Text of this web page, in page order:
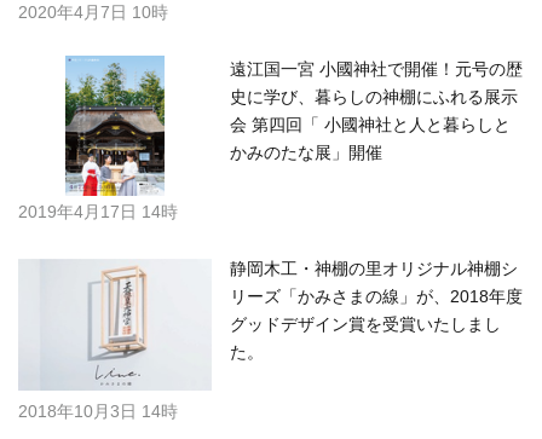
2020年4月7日 10時
遠江国一宮 小國神社で開催！元号の歴
史に学び、暮らしの神棚にふれる展示
会 第四回「 小國神社と人と暮らしと
かみのたな展」開催
2019年4月17日 14時
静岡木工・神棚の里オリジナル神棚シ
リーズ「かみさまの線」が、2018年度
グッドデザイン賞を受賞いたしまし
た。
2018年10月3日 14時